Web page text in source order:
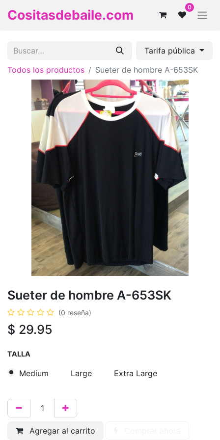
Cositasdebaile.com 0
Tarifa pública
Todos los productos
Sueter de hombre A-653SK
Sueter de hombre A-653SK
(0 reseña)
$ 29.95
TALLA
Medium Large Extra Large
Agregar al carrito